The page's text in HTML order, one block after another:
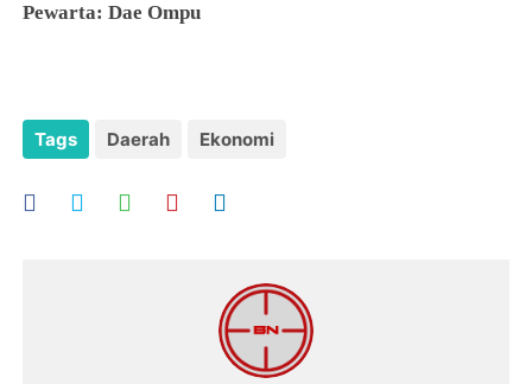
Pewarta: Dae Ompu
Tags Daerah Ekonomi